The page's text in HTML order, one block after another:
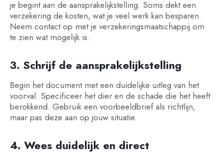
je begint aan de aansprakelijkstelling. Soms dekt een
verzekering de kosten, wat je veel werk kan besparen.
Neem contact op met je verzekeringsmaatschappij om
te zien wat mogelijk is.
3. Schrijf de aansprakelijkstelling
Begin het document met een duidelijke uitleg van het
voorval. Specificeer het dier en de schade die het heeft
berokkend. Gebruik een voorbeeldbrief als richtlijn,
maar pas deze aan op jouw situatie.
4. Wees duidelijk en direct